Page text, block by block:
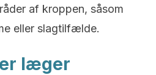
af kroppen, såsom
eller slagtilfælde.
læger